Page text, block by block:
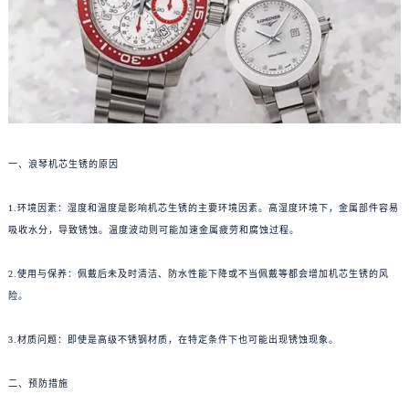
一、浪琴机芯生锈的原因
1.环境因素：湿度和温度是影响机芯生锈的主要环境因素。高湿度环境下，金属部件容易
吸收水分，导致锈蚀。温度波动则可能加速金属疲劳和腐蚀过程。
2.使用与保养：佩戴后未及时清洁、防水性能下降或不当佩戴等都会增加机芯生锈的风
险。
3.材质问题：即使是高级不锈钢材质，在特定条件下也可能出现锈蚀现象。
二、预防措施